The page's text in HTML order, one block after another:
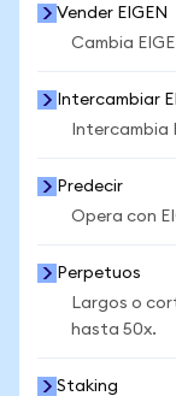
Vender EIGEN
Cambia
Intercambiar
Intercambia
Predecir
Opera con
Perpetuos
Largos o
hasta 50x.
Staking